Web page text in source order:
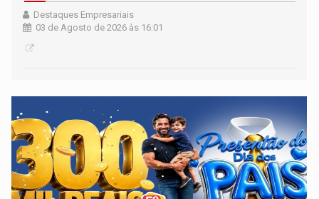
Destaques Empresariais
03 de Agosto de 2026 às 16:01